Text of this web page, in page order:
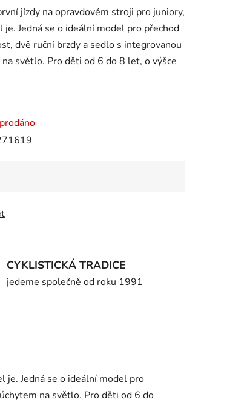
jízdy na opravdovém stroji pro juniory,
Jedná se o ideální model pro přechod
dvě ruční brzdy a sedlo s integrovanou
světlo. Pro děti od 6 do 8 let, o výšce
CYKLISTICKÁ TRADICE
jedeme společně od roku 1991
je. Jedná se o ideální model pro
na světlo. Pro děti od 6 do